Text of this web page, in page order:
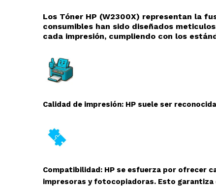
Los Tóner HP (W2300X) representan la
consumibles han sido diseñados
cada impresión, cumpliendo con los
Calidad de impresión: HP suele ser
Compatibilidad: HP se esfuerza por ofrecer
impresoras y fotocopiadoras. Esto